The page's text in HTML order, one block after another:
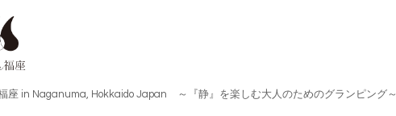
座 in Naganuma, Hokkaido Japan ～『静』を楽しむ大人のためのグランピング～